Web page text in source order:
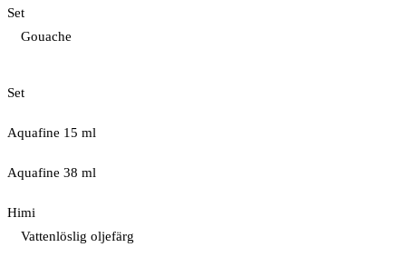
Set
Gouache
Set
Aquafine 15 ml
Aquafine 38 ml
Himi
Vattenlöslig oljefärg